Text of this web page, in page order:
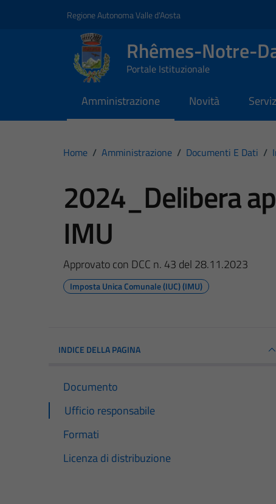
Regione Autonoma Valle d'Aosta
Rhêmes-Notre-
Portale Istituzionale
Amministrazione Novità
Home / Amministrazione / Documenti E Dati /
2024_Delibera
IMU
Approvato con DCC n. 43 del 28.11.2023
Imposta Unica Comunale (IUC) (IMU)
INDICE DELLA PAGINA
Documento
Ufficio responsabile
Formati
Licenza di distribuzione